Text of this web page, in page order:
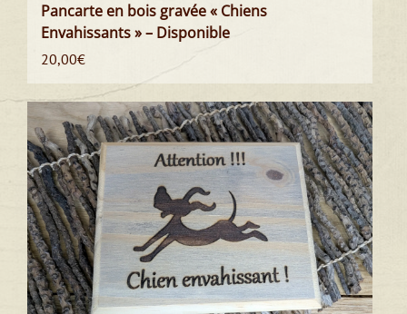
Pancarte en bois gravée « Chiens
Envahissants » – Disponible
20,00€